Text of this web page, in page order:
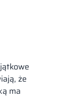
że
ma